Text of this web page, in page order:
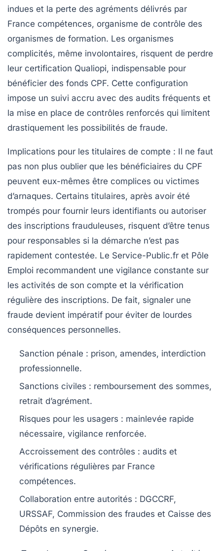
indues et la perte des agréments délivrés par
France compétences, organisme de contrôle des
organismes de formation. Les organismes
complicités, même involontaires, risquent de perdre
leur certification Qualiopi, indispensable pour
bénéficier des fonds CPF. Cette configuration
impose un suivi accru avec des audits fréquents et
la mise en place de contrôles renforcés qui limitent
drastiquement les possibilités de fraude.
Implications pour les titulaires de compte : Il ne faut
pas non plus oublier que les bénéficiaires du CPF
peuvent eux-mêmes être complices ou victimes
d’arnaques. Certains titulaires, après avoir été
trompés pour fournir leurs identifiants ou autoriser
des inscriptions frauduleuses, risquent d’être tenus
pour responsables si la démarche n’est pas
rapidement contestée. Le Service-Public.fr et Pôle
Emploi recommandent une vigilance constante sur
les activités de son compte et la vérification
régulière des inscriptions. De fait, signaler une
fraude devient impératif pour éviter de lourdes
conséquences personnelles.
Sanction pénale : prison, amendes, interdiction
professionnelle.
Sanctions civiles : remboursement des sommes,
retrait d’agrément.
Risques pour les usagers : mainlevée rapide
nécessaire, vigilance renforcée.
Accroissement des contrôles : audits et
vérifications régulières par France
compétences.
Collaboration entre autorités : DGCCRF,
URSSAF, Commission des fraudes et Caisse des
Dépôts en synergie.